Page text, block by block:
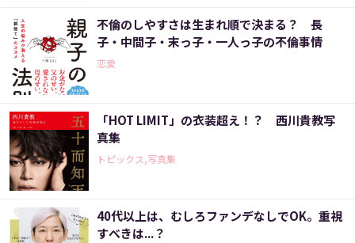
不倫のしやすさは生まれ順で決まる？ 長
子・中間子・末っ子・一人っ子の不倫事情
恋愛
「HOT LIMIT」の衣装超え！？ 西川貴教写
真集
トピックス,写真集
40代以上は、むしろファンデなしでOK。重視
すべきは...？